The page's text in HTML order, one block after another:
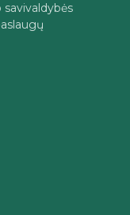
savivaldybės